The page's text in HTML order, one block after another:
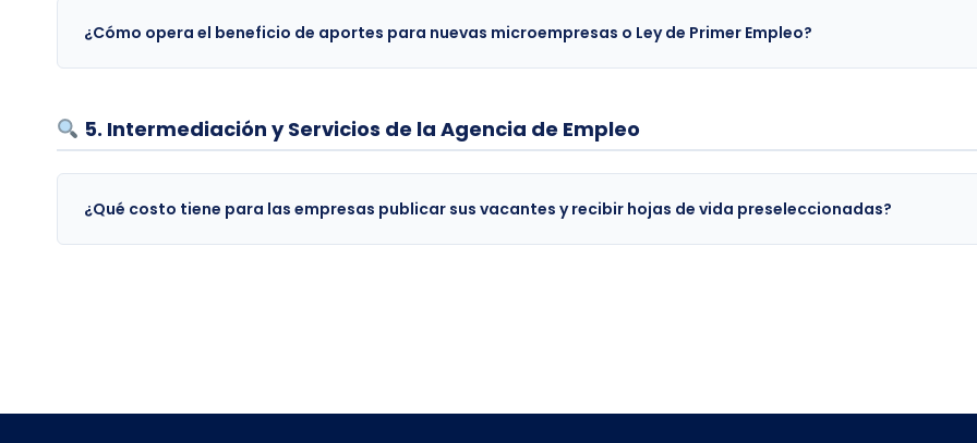
¿Cómo opera el beneficio de aportes para nuevas microempresas o Ley de Primer Empleo?
5. Intermediación y Servicios de la Agencia de Empleo
¿Qué costo tiene para las empresas publicar sus vacantes y recibir hojas de vida preseleccionadas?